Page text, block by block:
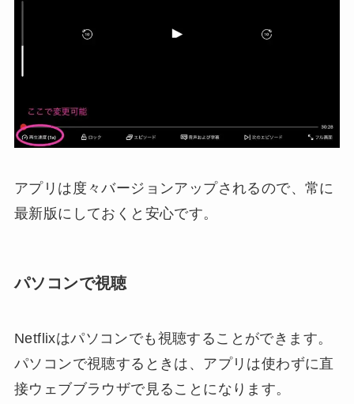
アプリは度々バージョンアップされるので、常に
最新版にしておくと安心です。
パソコンで視聴
Netflixはパソコンでも視聴することができます。
パソコンで視聴するときは、アプリは使わずに直
接ウェブブラウザで見ることになります。